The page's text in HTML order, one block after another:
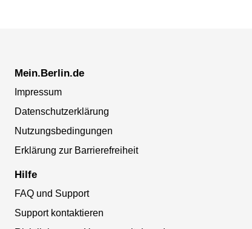
Mein.Berlin.de
Impressum
Datenschutzerklärung
Nutzungsbedingungen
Erklärung zur Barrierefreiheit
Hilfe
FAQ und Support
Support kontaktieren